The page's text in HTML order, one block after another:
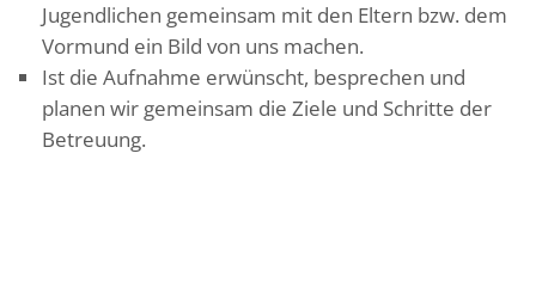
Jugendlichen gemeinsam mit den Eltern bzw. dem
Vormund ein Bild von uns machen.
Ist die Aufnahme erwünscht, besprechen und
planen wir gemeinsam die Ziele und Schritte der
Betreuung.